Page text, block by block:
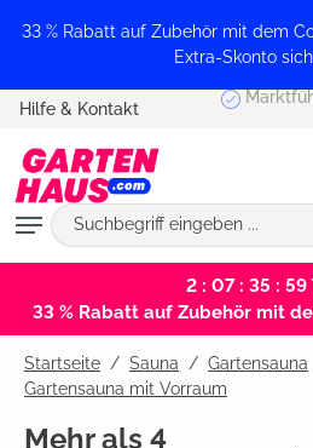
springen
33 % Rabatt auf Zubehör mit dem
Extra-Skonto
Hilfe & Kontakt
2 : 07 : 35 : 59
33 % Rabatt auf Zubehör mit
Startseite Sauna / Gartensauna
Gartensauna mit Vorraum
Mehr als 4